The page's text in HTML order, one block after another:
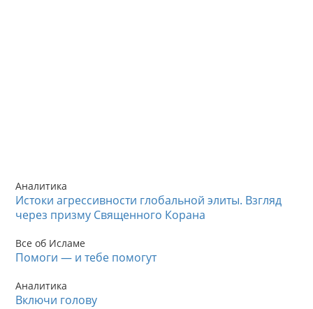
Аналитика
Истоки агрессивности глобальной элиты. Взгляд
через призму Священного Корана
Все об Исламе
Помоги — и тебе помогут
Аналитика
Включи голову